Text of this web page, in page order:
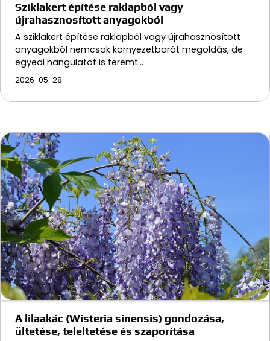
Sziklakert építése raklapból vagy
újrahasznosított anyagokból
A sziklakert építése raklapból vagy újrahasznosított
anyagokból nemcsak környezetbarát megoldás, de
egyedi hangulatot is teremt…
2026-05-28
A lilaakác (Wisteria sinensis) gondozása,
ültetése, teleltetése és szaporítása